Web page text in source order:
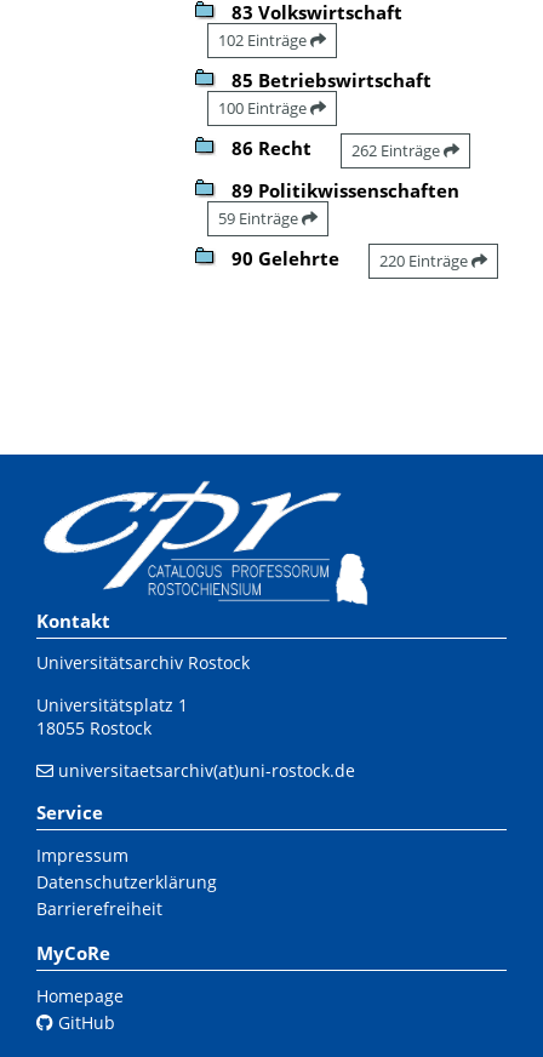
83 Volkswirtschaft
102 Einträge
85 Betriebswirtschaft
100 Einträge
86 Recht 262 Einträge
89 Politikwissenschaften
59 Einträge
90 Gelehrte 220 Einträge
Kontakt
Universitätsarchiv Rostock
Universitätsplatz 1
18055 Rostock
universitaetsarchiv(at)uni-rostock.de
Service
Impressum
Datenschutzerklärung
Barrierefreiheit
MyCoRe
Homepage
GitHub